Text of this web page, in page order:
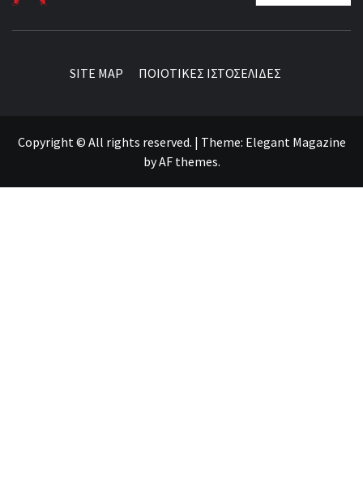
SITE MAP ΠΟΙΟΤΙΚΕΣ ΙΣΤΟΣΕΛΙΔΕΣ
Copyright © All rights reserved. | Theme: Elegant Magazine
byAF themes.